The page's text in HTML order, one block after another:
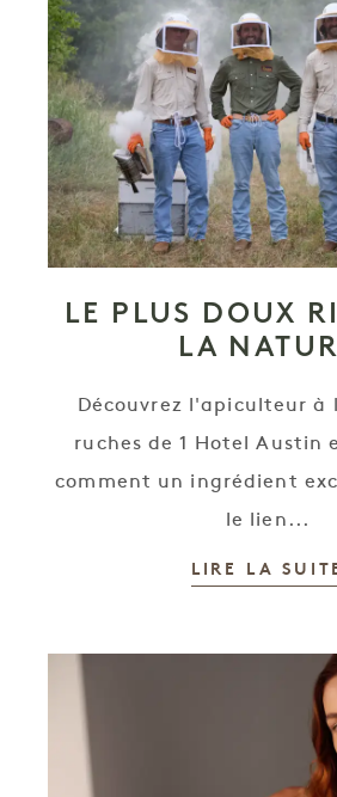
LE PLUS DOUX
LA
Découvrez l'apiculteur à
ruches de 1 Hotel Austin
comment un ingrédient
le lien...
LIRE LA